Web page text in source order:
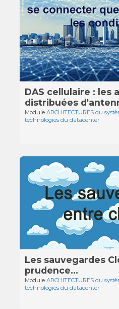
DAS cellulaire : les
distribuées
ModuleARCHITECTURES du
technologies du datacenter
Les sauvegardes
prudence...
ModuleARCHITECTURES du
technologies du datacenter